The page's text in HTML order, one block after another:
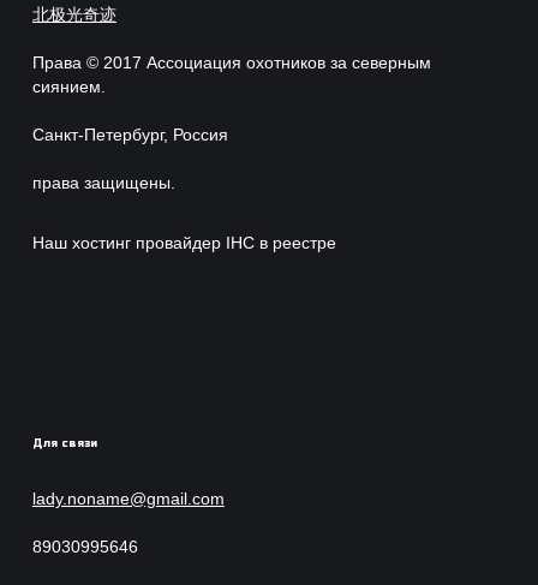
北极光奇迹
Права © 2017 Ассоциация охотников за северным
сиянием.
Санкт-Петербург, Россия
права защищены.
Наш хостинг провайдер IHC в реестре
Для связи
lady.noname@gmail.com
89030995646